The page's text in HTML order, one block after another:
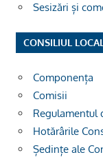
Sesizări și
CONSILIUL
Componența
Comisii
Regulamentul
Hotărârile
Ședințe ale